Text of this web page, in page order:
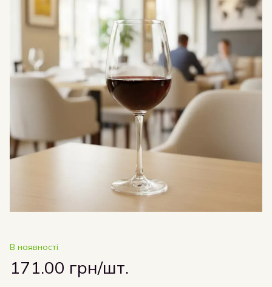
В наявності
171.00 грн/шт.